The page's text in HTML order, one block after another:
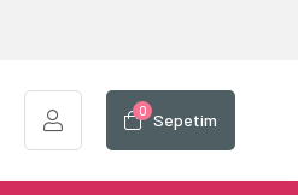
Sepetim
0